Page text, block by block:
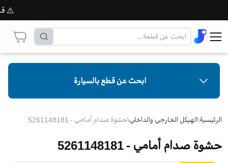
⚠️
ابحث عن قطع بالسيارة
الرئيسية\الهيكل الخارجي والداخلي\حشوة صدام أمامي - 5261148181
حشوة صدام أمامي - 5261148181